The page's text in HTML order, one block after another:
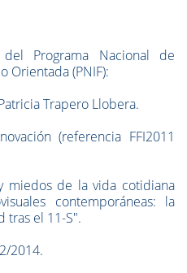
Programa Nacional de
Orientada (PNIF):
Trapero Llobera.
(referencia FFI2011
miedos de la vida cotidiana
contemporáneas: la
tras el 11-S".
2014.